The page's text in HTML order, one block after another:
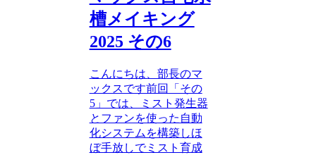
槽メイキング
2025 その6
こんにちは、部長のマ
ックスです前回「その
5」では、ミスト発生器
とファンを使った自動
化システムを構築しほ
ぼ手放しでミスト育成